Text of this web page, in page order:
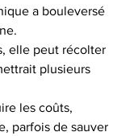
a bouleversé
elle peut récolter
plusieurs
les coûts,
parfois de sauver